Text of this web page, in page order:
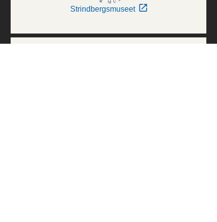
Strindbergsmuseet